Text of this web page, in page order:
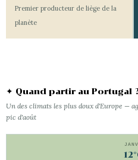
Premier producteur de liège de la
planète
✦ Quand partir au Portugal
Un des climats les plus doux d'Europe —
pic d'août